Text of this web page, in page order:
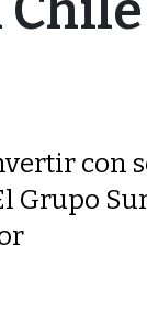
con
Grupo